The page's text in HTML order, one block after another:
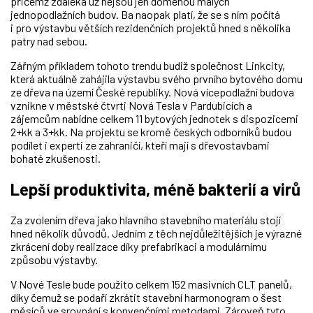
jednopodlažních budov. Ba naopak platí, že se s ním počítá
i pro výstavbu větších rezidenčních projektů hned s několika
patry nad sebou.
Zářným příkladem tohoto trendu budiž společnost Linkcity,
která aktuálně zahájila výstavbu svého prvního bytového domu
ze dřeva na území České republiky. Nová vícepodlažní budova
vznikne v městské čtvrti Nová Tesla v Pardubicích a
zájemcům nabídne celkem 11 bytových jednotek s dispozicemi
2+kk a 3+kk. Na projektu se kromě českých odborníků budou
podílet i experti ze zahraničí, kteří mají s dřevostavbami
bohaté zkušenosti.
Lepší produktivita, méně bakterií a virů
Za zvolením dřeva jako hlavního stavebního materiálu stojí
hned několik důvodů. Jedním z těch nejdůležitějších je výrazné
zkrácení doby realizace díky prefabrikaci a modulárnímu
způsobu výstavby.
V Nové Tesle bude použito celkem 152 masivních CLT panelů,
díky čemuž se podaří zkrátit stavební harmonogram o šest